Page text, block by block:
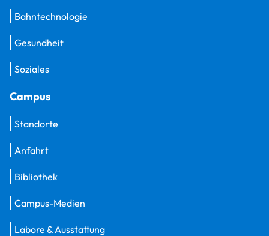
Bahntechnologie
Gesundheit
Soziales
Campus
Standorte
Anfahrt
Bibliothek
Campus-Medien
Labore & Ausstattung